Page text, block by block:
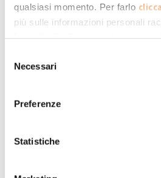
qualsiasi momento. Per farlo
più sulle informazioni personali
le quali tali informazioni saranno
delNecessari
Preferenze
Statistiche
I pagamenti da parte del GSE,
sono regolari
, anche se, come
proprietari di
del GSE?
Quando i pagamenti sono
sono verificati dei problemi (come